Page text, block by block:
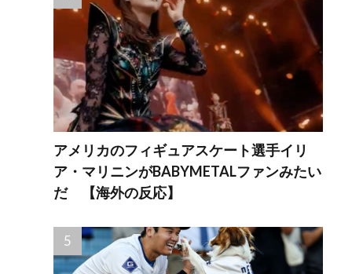
アメリカのフィギュアスケート選手イリ
ア・マリニンがBABYMETALファンみたい
だ 【海外の反応】